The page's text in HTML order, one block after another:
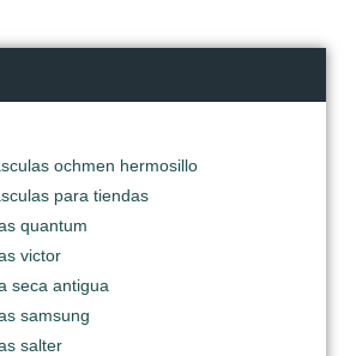
ochmen hermosillo
para tiendas
quantum
victor
seca antigua
samsung
salter